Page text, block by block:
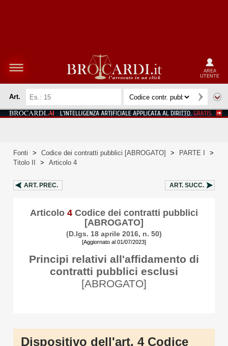
AREA
UTENTE
Art.
Fonti > Codice dei contratti pubblici [ABROGATO] > PARTE I
>
Titolo II
> Articolo 4
ART. PREC. ART. SUCC.
Articolo 4 Codice dei contratti pubblici
[ABROGATO]
(D.lgs. 18 aprile 2016, n. 50)
[Aggiornato al 01/07/2023]
Principi relativi all'affidamento di
contratti pubblici esclusi
[ABROGATO]
Dispositivo dell'art. 4 Codice